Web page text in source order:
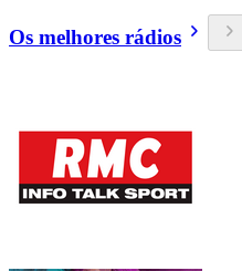
Os melhores rádios